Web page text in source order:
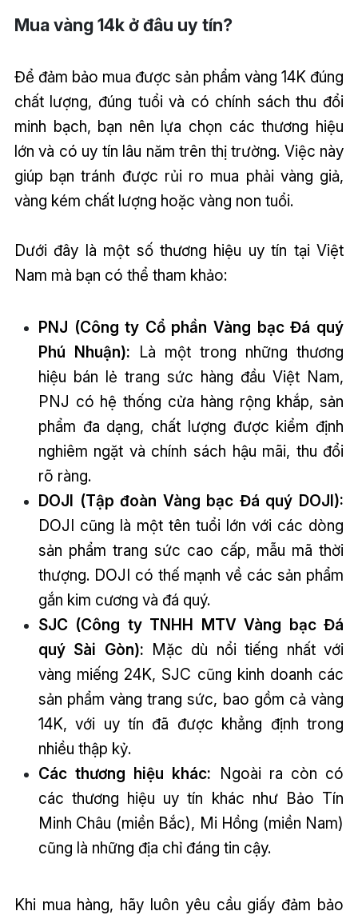
Mua vàng 14k ở đâu uy tín?
Để đảm bảo mua được sản phẩm vàng 14K đúng
chất lượng, đúng tuổi và có chính sách thu đổi
minh bạch, bạn nên lựa chọn các thương hiệu
lớn và có uy tín lâu năm trên thị trường. Việc này
giúp bạn tránh được rủi ro mua phải vàng giả,
vàng kém chất lượng hoặc vàng non tuổi.
Dưới đây là một số thương hiệu uy tín tại Việt
Nam mà bạn có thể tham khảo:
PNJ (Công ty Cổ phần Vàng bạc Đá quý
Phú Nhuận): Là một trong những thương
hiệu bán lẻ trang sức hàng đầu Việt Nam,
PNJ có hệ thống cửa hàng rộng khắp, sản
phẩm đa dạng, chất lượng được kiểm định
nghiêm ngặt và chính sách hậu mãi, thu đổi
rõ ràng.
DOJI (Tập đoàn Vàng bạc Đá quý DOJI):
DOJI cũng là một tên tuổi lớn với các dòng
sản phẩm trang sức cao cấp, mẫu mã thời
thượng. DOJI có thế mạnh về các sản phẩm
gắn kim cương và đá quý.
SJC (Công ty TNHH MTV Vàng bạc Đá
quý Sài Gòn): Mặc dù nổi tiếng nhất với
vàng miếng 24K, SJC cũng kinh doanh các
sản phẩm vàng trang sức, bao gồm cả vàng
14K, với uy tín đã được khẳng định trong
nhiều thập kỷ.
Các thương hiệu khác: Ngoài ra còn có
các thương hiệu uy tín khác như Bảo Tín
Minh Châu (miền Bắc), Mi Hồng (miền Nam)
cũng là những địa chỉ đáng tin cậy.
Khi mua hàng, hãy luôn yêu cầu giấy đảm bảo